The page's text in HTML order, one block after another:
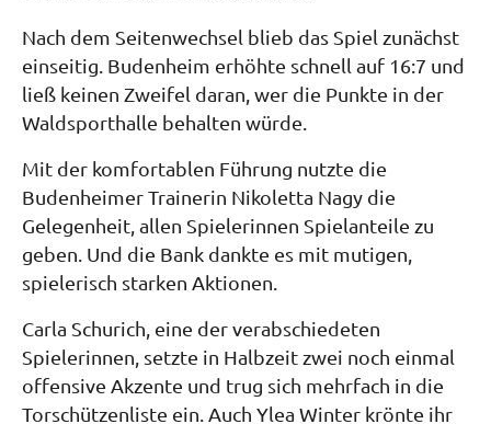
Nach dem Seitenwechsel blieb das Spiel zunächst
einseitig. Budenheim erhöhte schnell auf 16:7 und
ließ keinen Zweifel daran, wer die Punkte in der
Waldsporthalle behalten würde.
Mit der komfortablen Führung nutzte die
Budenheimer Trainerin Nikoletta Nagy die
Gelegenheit, allen Spielerinnen Spielanteile zu
geben. Und die Bank dankte es mit mutigen,
spielerisch starken Aktionen.
Carla Schurich, eine der verabschiedeten
Spielerinnen, setzte in Halbzeit zwei noch einmal
offensive Akzente und trug sich mehrfach in die
Torschützenliste ein. Auch Ylea Winter krönte ihr